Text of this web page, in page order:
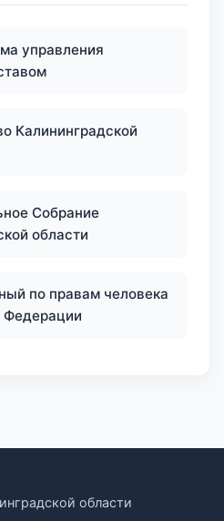
управления
Калининградской
Собрание
области
по правам человека
Федерации
области